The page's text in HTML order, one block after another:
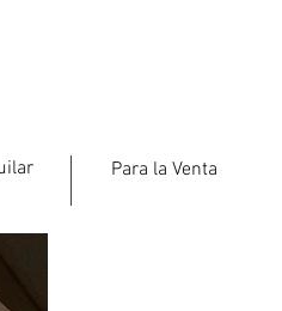
Para la Venta